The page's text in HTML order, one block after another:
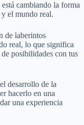
cambiando la forma
el mundo real.
de laberintos
real, lo que significa
posibilidades con tus
desarrollo de la
hacerlo en una
una experiencia